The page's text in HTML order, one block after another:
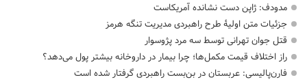
مدودف: ژاپن دست نشانده آمریکاست
جزئیات متن اولیۀ طرح راهبردی مدیریت تنگه هرمز
قتل جوان تهرانی توسط سه مرد پژوسوار
راز اختلاف قیمت مکمل‌ها؛ چرا بیمار در داروخانه بیشتر پول می‌دهد؟
فارن‌پالیسی: عربستان در بن‌بست راهبردی گرفتار شده است